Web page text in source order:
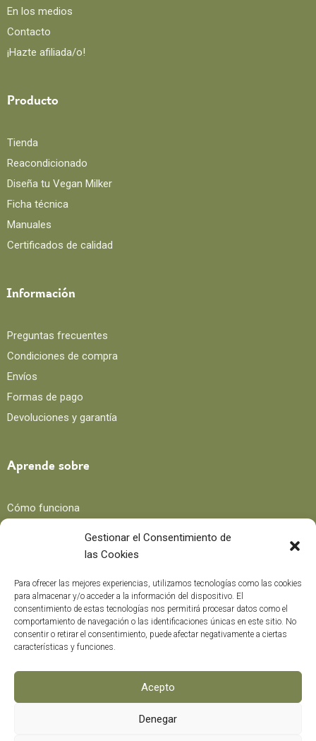
Gestionar el Consentimiento de
las Cookies
Para ofrecer las mejores experiencias, utilizamos tecnologías como las cookies
para almacenar y/o acceder a la información del dispositivo. El
consentimiento de estas tecnologías nos permitirá procesar datos como el
comportamiento de navegación o las identificaciones únicas en este sitio. No
consentir o retirar el consentimiento, puede afectar negativamente a ciertas
características y funciones.
Acepto
Denegar
En los medios
Contacto
¡Hazte afiliada/o!
Producto
Tienda
Reacondicionado
Diseña tu Vegan Milker
Ficha técnica
Manuales
Certificados de calidad
Información
Preguntas frecuentes
Condiciones de compra
Envíos
Formas de pago
Devoluciones y garantía
Aprende sobre
Cómo funciona
Blog
Recetas
Trucos y consejos